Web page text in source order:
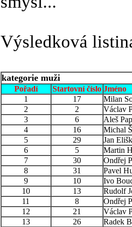
Výsledková
kategorie muži
Pořadí Startovní číslo Jméno
1
17
Milan
2
2
Václav
3
6
Aleš
4
16
Michal
5
29
Jan
6
5
Martin
7
30
Ondřej
8
31
Pavel
9
10
Ivo
10
13
Rudolf
11
8
Ondřej
12
21
Václav
13
26
Radek